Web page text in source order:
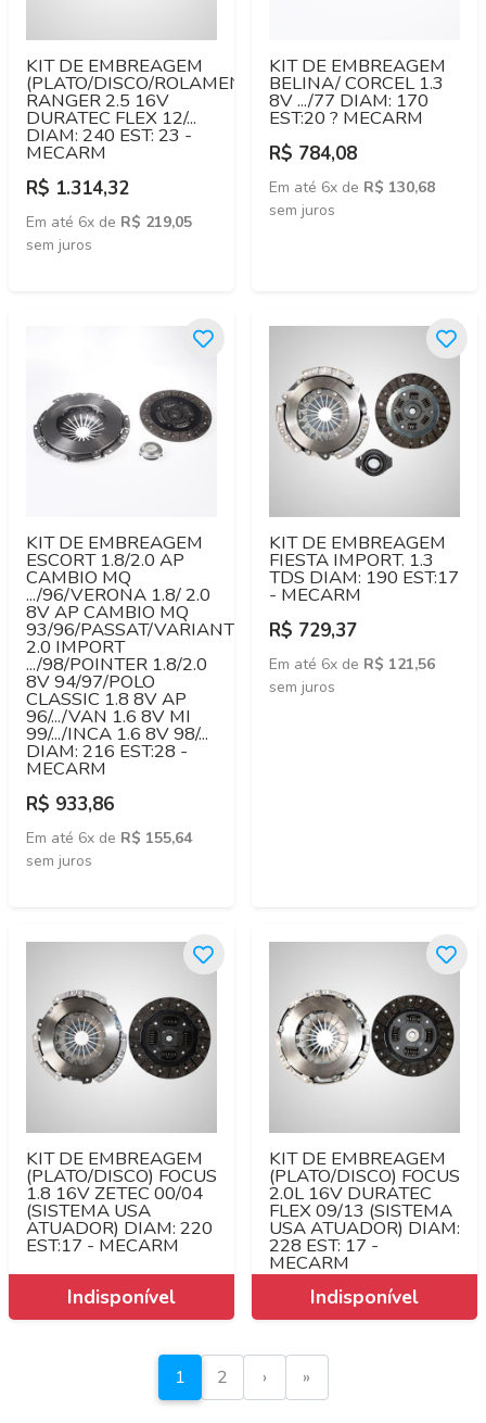
KIT DE EMBREAGEM
(PLATO/DISCO/ROLAMENTO)
RANGER 2.5 16V
DURATEC FLEX 12/...
DIAM: 240 EST: 23 -
MECARM
R$ 1.314,32
Em até 6x de R$ 219,05
sem juros
KIT DE EMBREAGEM
BELINA/ CORCEL 1.3
8V .../77 DIAM: 170
EST:20 ? MECARM
R$ 784,08
Em até 6x de R$ 130,68
sem juros
KIT DE EMBREAGEM
ESCORT 1.8/2.0 AP
CAMBIO MQ
.../96/VERONA 1.8/ 2.0
8V AP CAMBIO MQ
93/96/PASSAT/VARIANT
2.0 IMPORT
.../98/POINTER 1.8/2.0
8V 94/97/POLO
CLASSIC 1.8 8V AP
96/.../VAN 1.6 8V MI
99/.../INCA 1.6 8V 98/...
DIAM: 216 EST:28 -
MECARM
R$ 933,86
Em até 6x de R$ 155,64
sem juros
KIT DE EMBREAGEM
FIESTA IMPORT. 1.3
TDS DIAM: 190 EST:17
- MECARM
R$ 729,37
Em até 6x de R$ 121,56
sem juros
KIT DE EMBREAGEM
(PLATO/DISCO) FOCUS
1.8 16V ZETEC 00/04
(SISTEMA USA
ATUADOR) DIAM: 220
EST:17 - MECARM
KIT DE EMBREAGEM
(PLATO/DISCO) FOCUS
2.0L 16V DURATEC
FLEX 09/13 (SISTEMA
USA ATUADOR) DIAM:
228 EST: 17 -
MECARM
1 2 › »